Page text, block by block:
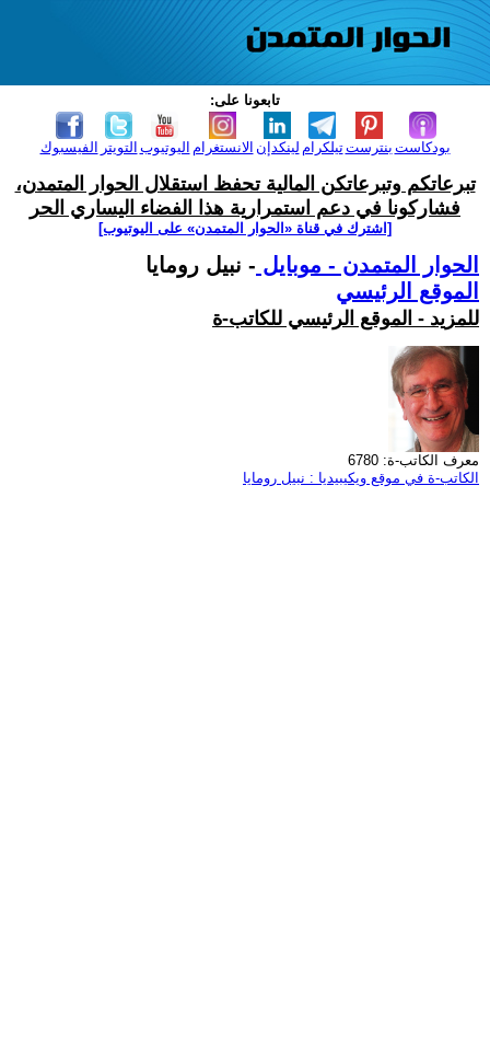
تابعونا على:
الفيسبوك التويتر اليوتيوب الانستغرام لينكدإن تيلكرامبنترست بودكاست
تبرعاتكم وتبرعاتكن المالية تحفظ استقلال الحوار المتمدن،
فشاركونا في دعم استمرارية هذا الفضاء اليساري الحر
[اشترك في قناة ‫«الحوار المتمدن» على اليوتيوب]
الحوار المتمدن - موبايل - نبيل رومايا
الموقع الرئيسي
للمزيد - الموقع الرئيسي للكاتب-ة
معرف الكاتب-ة: 6780
الكاتب-ة في موقع ويكيبيديا : نبيل رومايا